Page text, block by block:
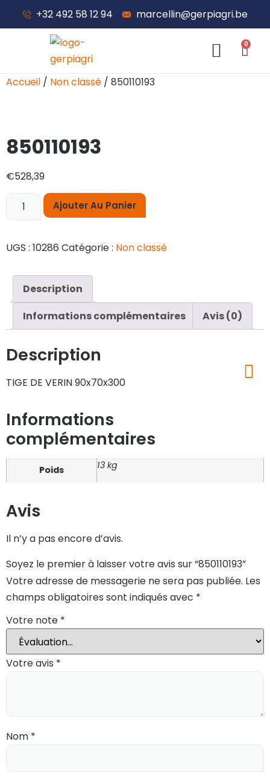
+32 492 58 12 94 marcellin@gerpiagri.be
0
Accueil / Non classé / 850110193
850110193
€528,39
Ajouter Au Panier
UGS : 10286 Catégorie : Non classé
Description
Informations complémentaires
Avis (0)
Description
TIGE DE VERIN 90x70x300
Informations
complémentaires
Poids 13 kg
Avis
Il n’y a pas encore d’avis.
Soyez le premier à laisser votre avis sur “850110193”
Votre adresse de messagerie ne sera pas publiée. Les
champs obligatoires sont indiqués avec *
Votre note *
Votre avis *
Nom *